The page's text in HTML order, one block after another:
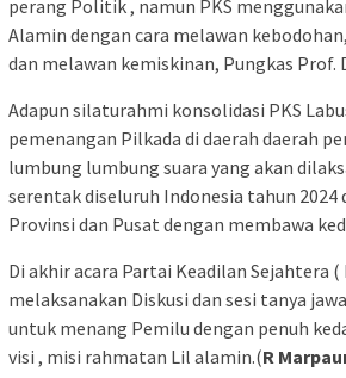
perang Politik , namun PKS
Alamin dengan cara melawan
dan melawan kemiskinan, Pungkas Prof.
Adapun silaturahmi konsolidasi PKS
pemenangan Pilkada di daerah daerah
lumbung lumbung suara yang akan
serentak diseluruh Indonesia tahun
Provinsi dan Pusat dengan membawa
Di akhir acara Partai Keadilan Sejahtera (
melaksanakan Diskusi dan sesi tanya
untuk menang Pemilu dengan penuh
visi , misi rahmatan Lil alamin.(R